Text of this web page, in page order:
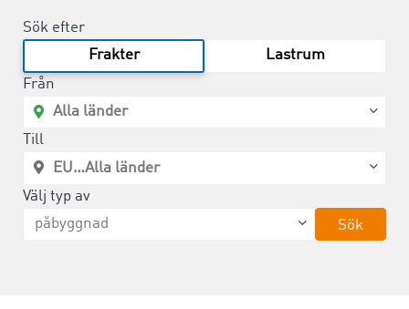
Sök efter
Frakter
Lastrum
Från
Till
Välj typ av
Sök